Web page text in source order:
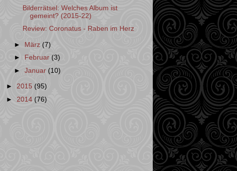
Bilderrätsel: Welches Album ist
gemeint? (2015-22)
Review: Coronatus - Raben im Herz
► März(7)
►
Februar (3)
►Januar(10)
► 2015 (95)
► 2014 (76)